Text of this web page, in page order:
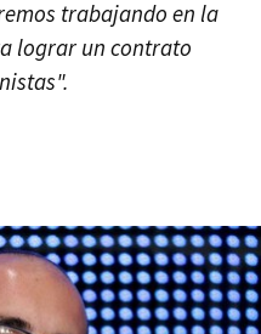
trabajando en la
lograr un contrato